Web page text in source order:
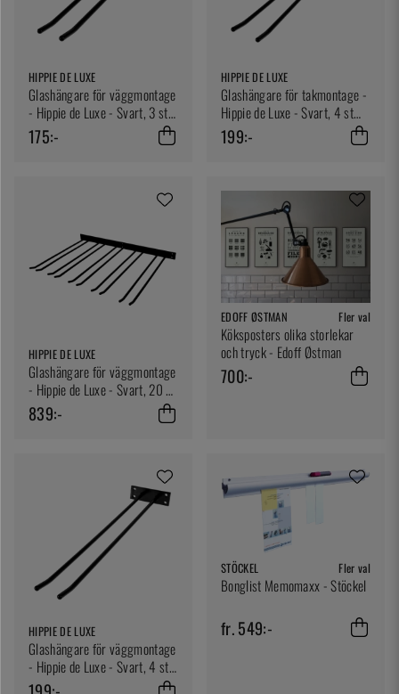
HIPPIE DE LUXE
Glashängare för väggmontage
- Hippie de Luxe - Svart, 3 st
glas
175:-
HIPPIE DE LUXE
Glashängare för takmontage -
Hippie de Luxe - Svart, 4 st
glas
199:-
HIPPIE DE LUXE
Glashängare för väggmontage
- Hippie de Luxe - Svart, 20 st
glas
839:-
EDOFF ØSTMAN Fler val
Köksposters olika storlekar
och tryck - Edoff Østman
700:-
HIPPIE DE LUXE
Glashängare för väggmontage
- Hippie de Luxe - Svart, 4 st
glas
STÖCKEL Fler val
Bonglist Memomaxx - Stöckel
fr. 549:-